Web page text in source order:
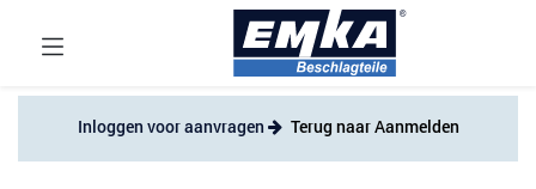
Inloggen voor aanvragen Terug naar Aanmelden